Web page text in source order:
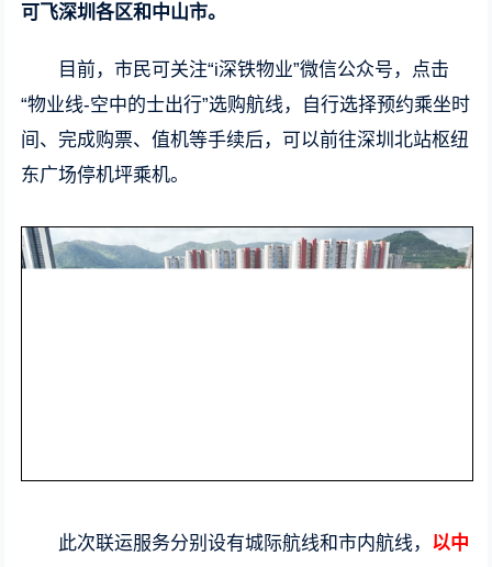
可飞深圳各区和中山市。
目前，市民可关注“i深铁物业”微信公众号，点击
“物业线-空中的士出行”选购航线，自行选择预约乘坐时
间、完成购票、值机等手续后，可以前往深圳北站枢纽
东广场停机坪乘机。
此次联运服务分别设有城际航线和市内航线， 以中